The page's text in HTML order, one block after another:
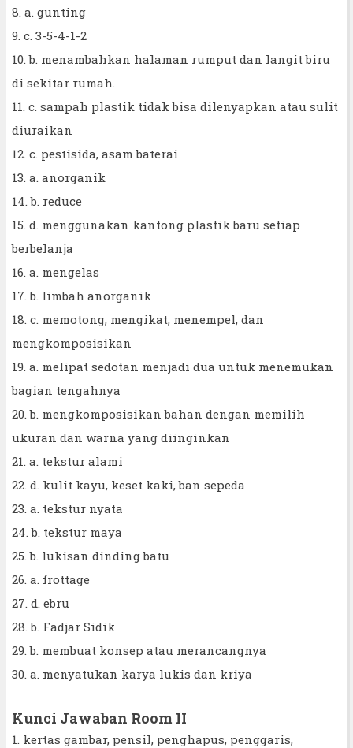
8. a. gunting
9. c. 3-5-4-1-2
10. b. menambahkan halaman rumput dan langit biru
di sekitar rumah.
11. c. sampah plastik tidak bisa dilenyapkan atau sulit
diuraikan
12. c. pestisida, asam baterai
13. a. anorganik
14. b. reduce
15. d. menggunakan kantong plastik baru setiap
berbelanja
16. a. mengelas
17. b. limbah anorganik
18. c. memotong, mengikat, menempel, dan
mengkomposisikan
19. a. melipat sedotan menjadi dua untuk menemukan
bagian tengahnya
20. b. mengkomposisikan bahan dengan memilih
ukuran dan warna yang diinginkan
21. a. tekstur alami
22. d. kulit kayu, keset kaki, ban sepeda
23. a. tekstur nyata
24. b. tekstur maya
25. b. lukisan dinding batu
26. a. frottage
27. d. ebru
28. b. Fadjar Sidik
29. b. membuat konsep atau merancangnya
30. a. menyatukan karya lukis dan kriya
Kunci Jawaban Room II
1. kertas gambar, pensil, penghapus, penggaris,